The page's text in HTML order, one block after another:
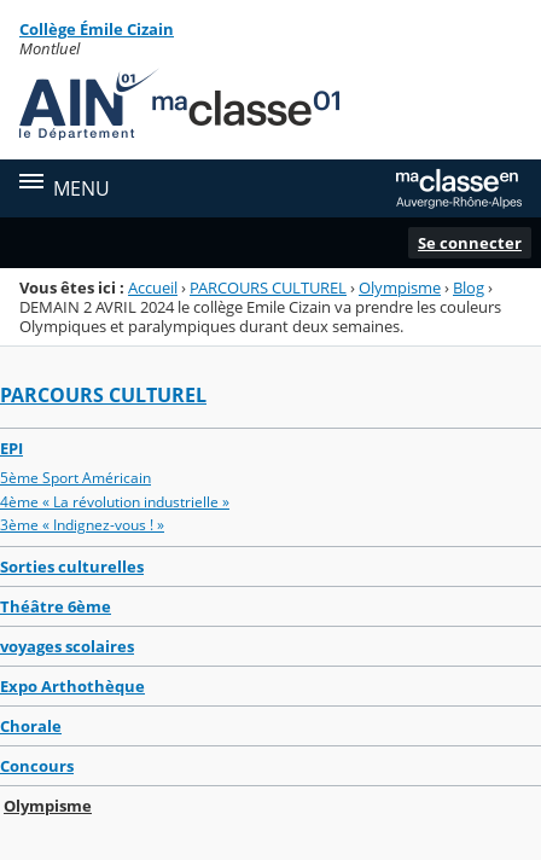
Menu de la rubrique
Contenu
Collège Émile Cizain
Montluel
MENU
Se connecter
Vous êtes ici : Accueil› PARCOURS CULTUREL ›Olympisme› Blog›
DEMAIN 2 AVRIL 2024 le collège Emile Cizain va prendre les couleurs
Olympiques et paralympiques durant deux semaines.
PARCOURS CULTUREL
EPI
5ème Sport Américain
4ème « La révolution industrielle »
3ème « Indignez-vous ! »
Sorties culturelles
Théâtre 6ème
voyages scolaires
Expo Arthothèque
Chorale
Concours
Olympisme